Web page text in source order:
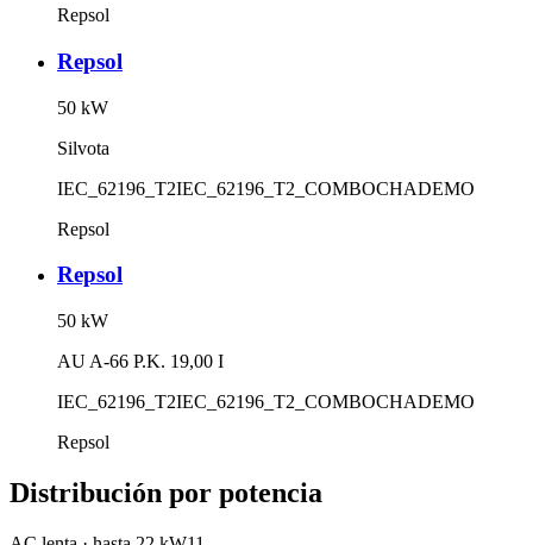
Repsol
Repsol
50 kW
Silvota
IEC_62196_T2IEC_62196_T2_COMBOCHADEMO
Repsol
Repsol
50 kW
AU A-66 P.K. 19,00 I
IEC_62196_T2IEC_62196_T2_COMBOCHADEMO
Repsol
Distribución por potencia